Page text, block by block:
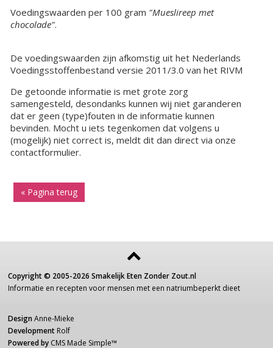
Voedingswaarden per 100 gram "Mueslireep met
chocolade".
De voedingswaarden zijn afkomstig uit het Nederlands
Voedingsstoffenbestand versie 2011/3.0 van het RIVM
De getoonde informatie is met grote zorg
samengesteld, desondanks kunnen wij niet garanderen
dat er geen (type)fouten in de informatie kunnen
bevinden. Mocht u iets tegenkomen dat volgens u
(mogelijk) niet correct is, meldt dit dan direct via onze
contactformulier.
« Pagina terug
Copyright © 2005-2026 Smakelijk Eten Zonder Zout.nl
Informatie en recepten voor mensen met een natriumbeperkt dieet
Design Anne-Mieke
Development Rolf
Powered by CMS Made Simple™